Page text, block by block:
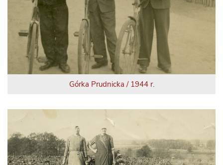
Górka Prudnicka / 1944 r.